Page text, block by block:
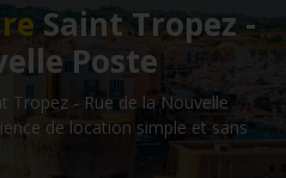
Saint Tropez -
Poste
Tropez - Rue de la Nouvelle
de location simple et sans